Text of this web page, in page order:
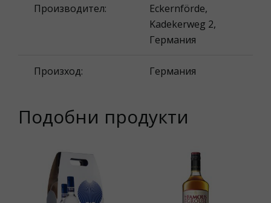
Производител:
Eckernförde,
Kadekerweg 2,
Германия
Произход: Германия
Подобни продукти